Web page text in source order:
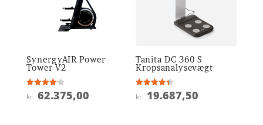
SynergyAIR Power
Tower V2
Vurderet
4.2
kr. 62.375,00
Tanita DC 360 S
Kropsanalysevægt
Vurderet
4.4
kr. 19.687,50